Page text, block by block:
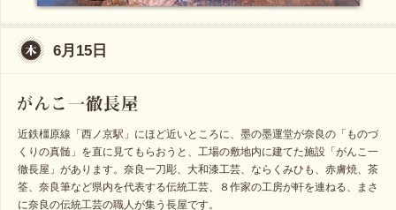
6月15日
近鉄橿原線「西ノ京駅」にほど近いところに、墨の墨運堂が奈良の「ものづ
くりの真髄」を直に見てもらおうと、工場の敷地内に建てた施設「がんこ一
徹長屋」があります。奈良一刀彫、大和漆工芸、ならくみひも、赤膚焼、茶
筌、奈良筆など県内を代表する伝統工芸、８作家の工房が軒を連ねる、まさ
に奈良の伝統工芸の職人が集う長屋です。